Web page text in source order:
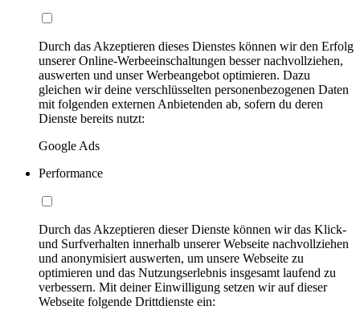
Durch das Akzeptieren dieses Dienstes können wir den Erfolg
unserer Online-Werbeeinschaltungen besser nachvollziehen,
auswerten und unser Werbeangebot optimieren. Dazu
gleichen wir deine verschlüsselten personenbezogenen Daten
mit folgenden externen Anbietenden ab, sofern du deren
Dienste bereits nutzt:
Google Ads
Performance
Durch das Akzeptieren dieser Dienste können wir das Klick-
und Surfverhalten innerhalb unserer Webseite nachvollziehen
und anonymisiert auswerten, um unsere Webseite zu
optimieren und das Nutzungserlebnis insgesamt laufend zu
verbessern. Mit deiner Einwilligung setzen wir auf dieser
Webseite folgende Drittdienste ein: